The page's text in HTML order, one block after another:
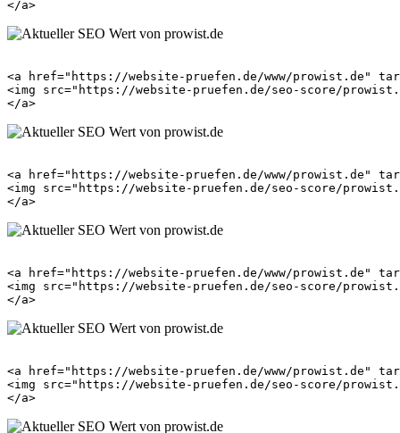
<a href="https://website-pruefen.de/www/prowist.de"
<img src="https://website-pruefen.de/seo-score/
<a href="https://website-pruefen.de/www/prowist.de"
<img src="https://website-pruefen.de/seo-score/
<a href="https://website-pruefen.de/www/prowist.de"
<img src="https://website-pruefen.de/seo-score/
<a href="https://website-pruefen.de/www/prowist.de"
<img src="https://website-pruefen.de/seo-score/